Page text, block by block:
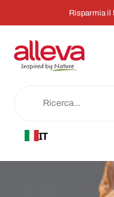
Risparmia il
IT